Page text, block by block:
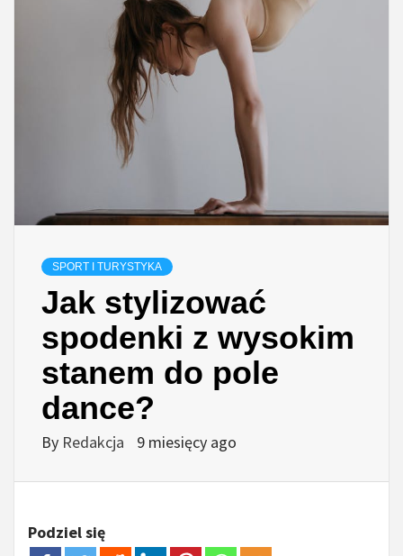
SPORT I TURYSTYKA
Jak stylizować
spodenki z wysokim
stanem do pole
dance?
By Redakcja 9 miesięcy ago
Podziel się